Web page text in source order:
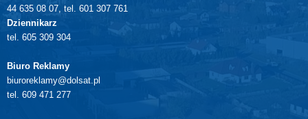
44 635 08 07, tel. 601 307 761
Dziennikarz
tel. 605 309 304
Biuro Reklamy
biuroreklamy@dolsat.pl
tel. 609 471 277